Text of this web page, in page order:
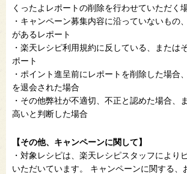
くったよレポートの削除を行わせていただく
・キャンペーン募集内容に沿っていないもの
があるレポート
・楽天レシピ利用規約に反している、または
ポート
・ポイント進呈前にレポートを削除した場合
を退会された場合
・その他弊社が不適切、不正と認めた場合、
高いと判断した場合
【その他、キャンペーンに関して】
・対象レシピは、楽天レシピスタッフにより
いただいています。 キャンペーンに関する、